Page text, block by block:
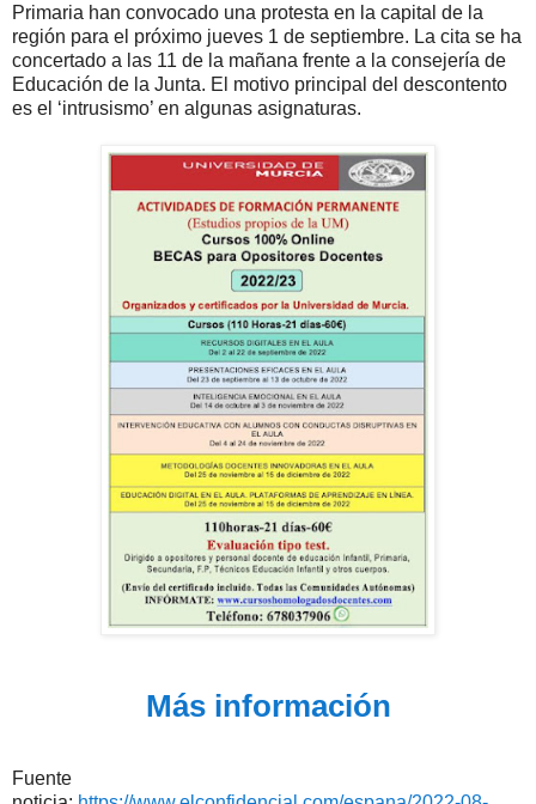
Primaria han convocado una protesta en la capital de la
región para el próximo jueves 1 de septiembre. La cita se ha
concertado a las 11 de la mañana frente a la consejería de
Educación de la Junta. El motivo principal del descontento
es el ‘intrusismo’ en algunas asignaturas.
Más información
Fuente